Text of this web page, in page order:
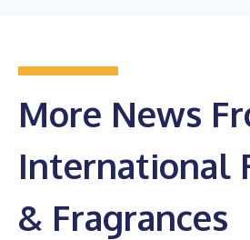
More News
International
& Fragrances